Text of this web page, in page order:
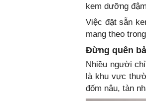
kem dưỡng
Việc đặt sẵn
mang theo
Đừng quên
Nhiều người
là khu vực
đốm nâu, tàn